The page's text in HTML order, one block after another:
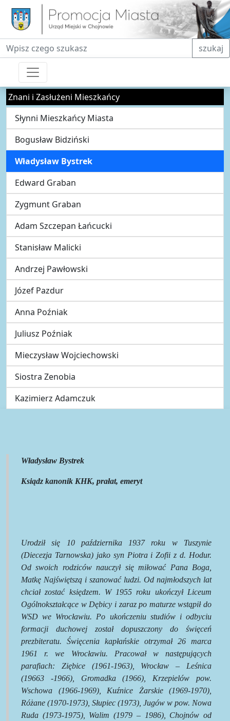
Fraza do wyszukiwania szukaj
Znani i Zasłużeni Mieszkańcy
Słynni Mieszkańcy Miasta
Bogusław Bidziński
Władysław Bystrek
Edward Graban
Zygmunt Graban
Adam Szczepan Łańcucki
Stanisław Malicki
Andrzej Pawłowski
Józef Pazdur
Anna Poźniak
Juliusz Poźniak
Mieczysław Wojciechowski
Siostra Zenobia
Kazimierz Adamczuk
Władysław Bystrek
Ksiądz kanonik KHK, prałat, emeryt
Urodził się 10 października 1937 roku w Tuszynie
(Diecezja Tarnowska) jako syn Piotra i Zofii z d. Hodur.
Od swoich rodziców nauczył się miłować Pana Boga,
Matkę Najświętszą i szanować ludzi. Od najmłodszych lat
chciał zostać księdzem. W 1955 roku ukończył Liceum
Ogólnokształcące w Dębicy i zaraz po maturze wstąpił do
WSD we Wrocławiu. Po ukończeniu studiów i odbyciu
formacji duchowej został dopuszczony do święceń
prezbiteratu. Święcenia kapłańskie otrzymał 26 marca
1961 r. we Wrocławiu. Pracował w następujących
parafiach: Ziębice (1961-1963), Wrocław – Leśnica
(19663 -1966), Gromadka (1966), Krzepielów pow.
Wschowa (1966-1969), Kuźnice Żarskie (1969-1970),
Różane (1970-1973), Słupiec (1973), Jugów w pow. Nowa
Ruda (1973-1975), Walim (1979 – 1986), Chojnów od